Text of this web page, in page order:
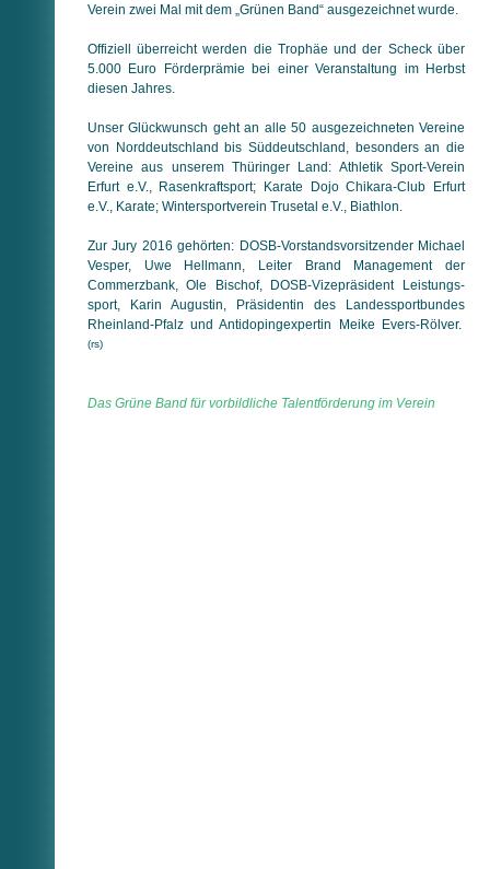
Verein zwei Mal mit dem „Grünen Band“ aus­ge­zeich­net wurde.
Offiziell überreicht werden die Trophäe und der Scheck über
5.000 Euro Förderprämie bei einer Veranstaltung im Herbst
diesen Jahres.
Unser Glückwunsch geht an alle 50 ausgezeichneten Vereine
von Norddeutschland bis Süddeutschland, besonders an die
Vereine aus unserem Thüringer Land: Athletik Sport-Verein
Erfurt e.V., Rasenkraftsport; Karate Dojo Chikara-Club Erfurt
e.V., Karate; Wintersportverein Trusetal e.V., Biathlon.
Zur Jury 2016 gehörten: DOSB-Vorstandsvorsitzender Michael
Vesper, Uwe Hellmann, Leiter Brand Management der
Commerzbank, Ole Bischof, DOSB-Vizepräsident Leistungs­
sport, Karin Augustin, Präsidentin des Lan­des­sport­bun­des
Rheinland-Pfalz und Antidopingexpertin Meike Evers-Rölver.
(rs)
Das Grüne Band für vorbildliche Talentförderung im Verein